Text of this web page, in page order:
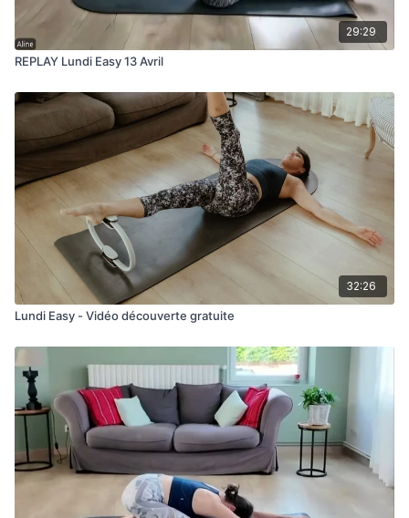
29:29
REPLAY Lundi Easy 13 Avril
32:26
Lundi Easy - Vidéo découverte gratuite